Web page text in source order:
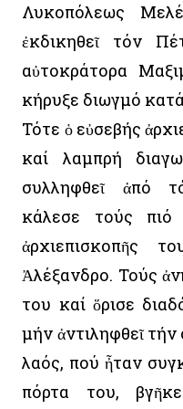
Λυκοπόλεως
ἐκδικηθεῖ τόν
αὐτοκράτορα
κήρυξε διωγμό
Τότε ὁ εὐσεβής
καί λαμπρή
συλληφθεῖ ἀπό
κάλεσε τούς πιό
ἀρχιεπισκοπῆς
Ἀλέξανδρο. Τούς
του καί ὅρισε
μήν ἀντιληφθεῖ
λαός, πού ἦταν
πόρτα του,